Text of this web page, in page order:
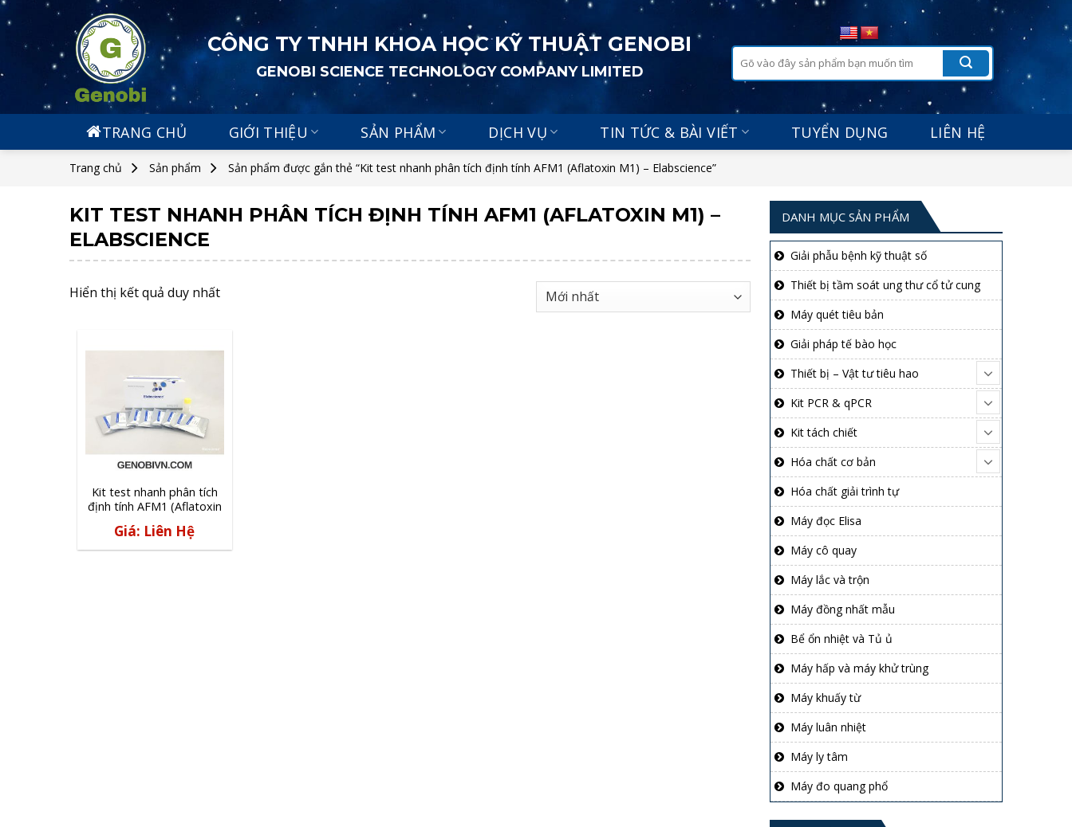
Skip
to
content
CÔNG TY TNHH KHOA HỌC KỸ THUẬT GENOBI
GENOBI SCIENCE TECHNOLOGY COMPANY LIMITED
kiếm:
TRANG CHỦ GIỚI THIỆU SẢN PHẨM DỊCH VỤ TIN TỨC & BÀI VIẾT TUYỂN DỤNG LIÊN HỆ
Trang chủ Sản phẩm Sản phẩm được gắn thẻ “Kit test nhanh phân tích định tính AFM1 (Aflatoxin M1) – Elabscience”
KIT TEST NHANH PHÂN TÍCH ĐỊNH TÍNH AFM1 (AFLATOXIN M1) –
ELABSCIENCE
Hiển thị kết quả duy nhất
Kit test nhanh phân tích
định tính AFM1 (Aflatoxin
Giá: Liên Hệ
DANH MỤC SẢN PHẨM
Giải phẫu bệnh kỹ thuật số
Thiết bị tầm soát ung thư cổ tử cung
Máy quét tiêu bản
Giải pháp tế bào học
Thiết bị – Vật tư tiêu hao
Kit PCR & qPCR
Kit tách chiết
Hóa chất cơ bản
Hóa chất giải trình tự
Máy đọc Elisa
Máy cô quay
Máy lắc và trộn
Máy đồng nhất mẫu
Bể ổn nhiệt và Tủ ủ
Máy hấp và máy khử trùng
Máy khuấy từ
Máy luân nhiệt
Máy ly tâm
Máy đo quang phổ